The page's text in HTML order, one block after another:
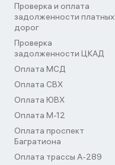
Проверка и оплата
задолженности платных
дорог
Проверка
задолженности ЦКАД
Оплата МСД
Оплата СВХ
Оплата ЮВХ
Оплата М-12
Оплата проспект
Багратиона
Оплата трассы А-289